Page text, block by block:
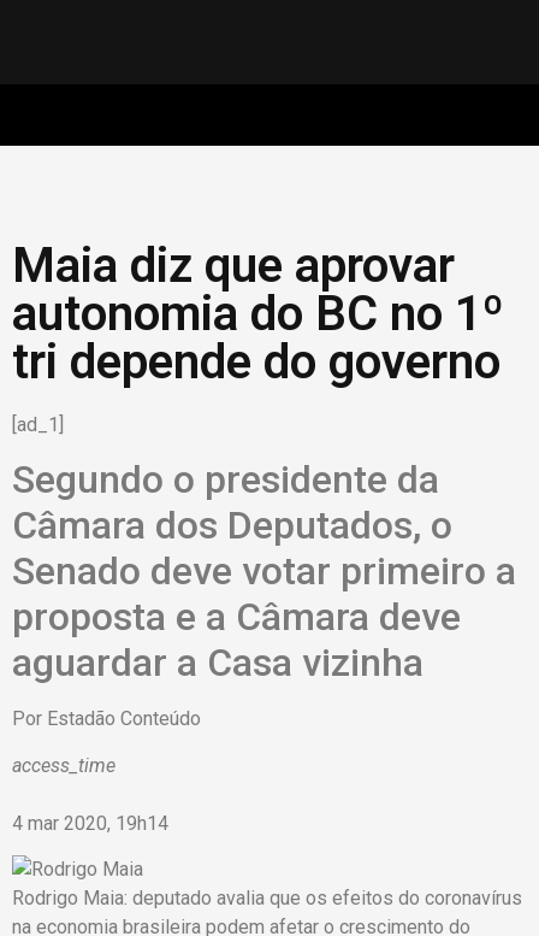
Maia diz que aprovar
autonomia do BC no 1º
tri depende do governo
[ad_1]
Segundo o presidente da
Câmara dos Deputados, o
Senado deve votar primeiro a
proposta e a Câmara deve
aguardar a Casa vizinha
Por Estadão Conteúdo
access_time
4 mar 2020, 19h14
Rodrigo Maia: deputado avalia que os efeitos do coronavírus
na economia brasileira podem afetar o crescimento do